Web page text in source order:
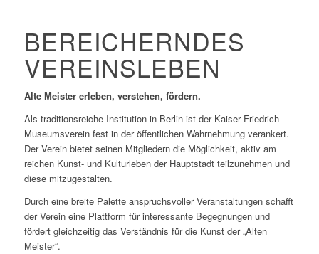
BEREICHERNDES
VEREINSLEBEN
Alte Meister erleben, verstehen, fördern.
Als traditionsreiche Institution in Berlin ist der Kaiser Friedrich
Museumsverein fest in der öffentlichen Wahrnehmung verankert.
Der Verein bietet seinen Mitgliedern die Möglichkeit, aktiv am
reichen Kunst- und Kulturleben der Hauptstadt teilzunehmen und
diese mitzugestalten.
Durch eine breite Palette anspruchsvoller Veranstaltungen schafft
der Verein eine Plattform für interessante Begegnungen und
fördert gleichzeitig das Verständnis für die Kunst der „Alten
Meister“.